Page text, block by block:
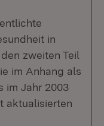
in
zweiten Teil
im Anhang als
im Jahr 2003
aktualisierten